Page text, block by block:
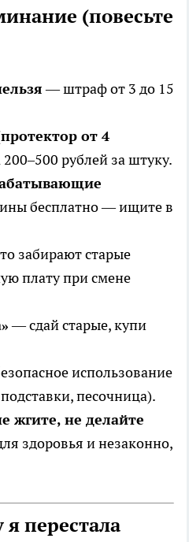
(повесьте
— штраф от 3 до 15
от 4
рублей за штуку.
бесплатно — ищите в
забирают старые
плату при смене
— сдай старые, купи
использование
песочница).
жгите, не делайте
здоровья и незаконно,
перестала